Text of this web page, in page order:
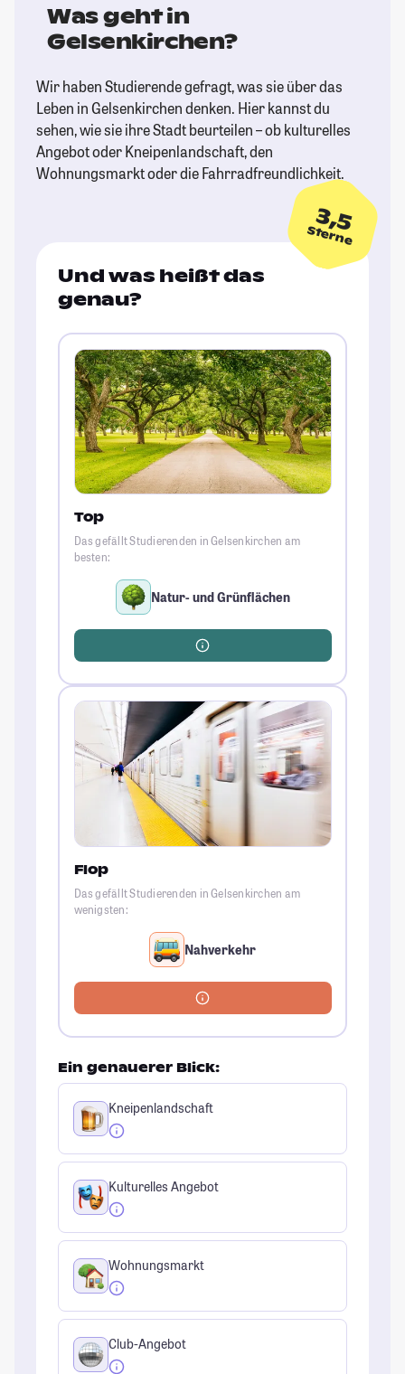
Was geht in
Gelsenkirchen?
Wir haben Studierende gefragt, was sie über das
Leben in Gelsenkirchen denken. Hier kannst du
sehen, wie sie ihre Stadt beurteilen – ob kulturelles
Angebot oder Kneipenlandschaft, den
Wohnungsmarkt oder die Fahrradfreundlichkeit.
3,5
Sterne
Und was heißt das
genau?
Top
Das gefällt Studierenden in Gelsenkirchen am
besten:
Natur- und Grünflächen
Flop
Das gefällt Studierenden in Gelsenkirchen am
wenigsten:
Nahverkehr
Ein genauerer Blick:
Kneipenlandschaft
Kulturelles Angebot
Wohnungsmarkt
Club-Angebot